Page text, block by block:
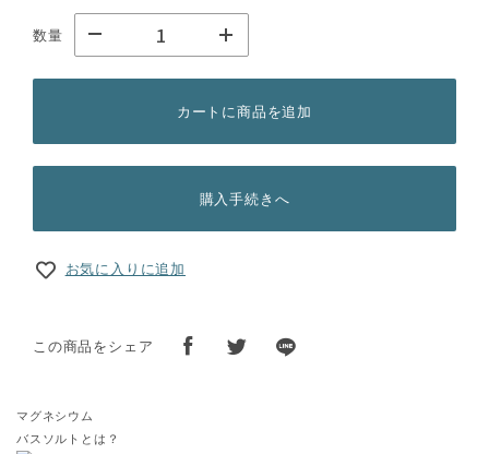
数量
カートに商品を追加
購入手続きへ
お気に入りに追加
この商品をシェア
マグネシウム
バスソルトとは？